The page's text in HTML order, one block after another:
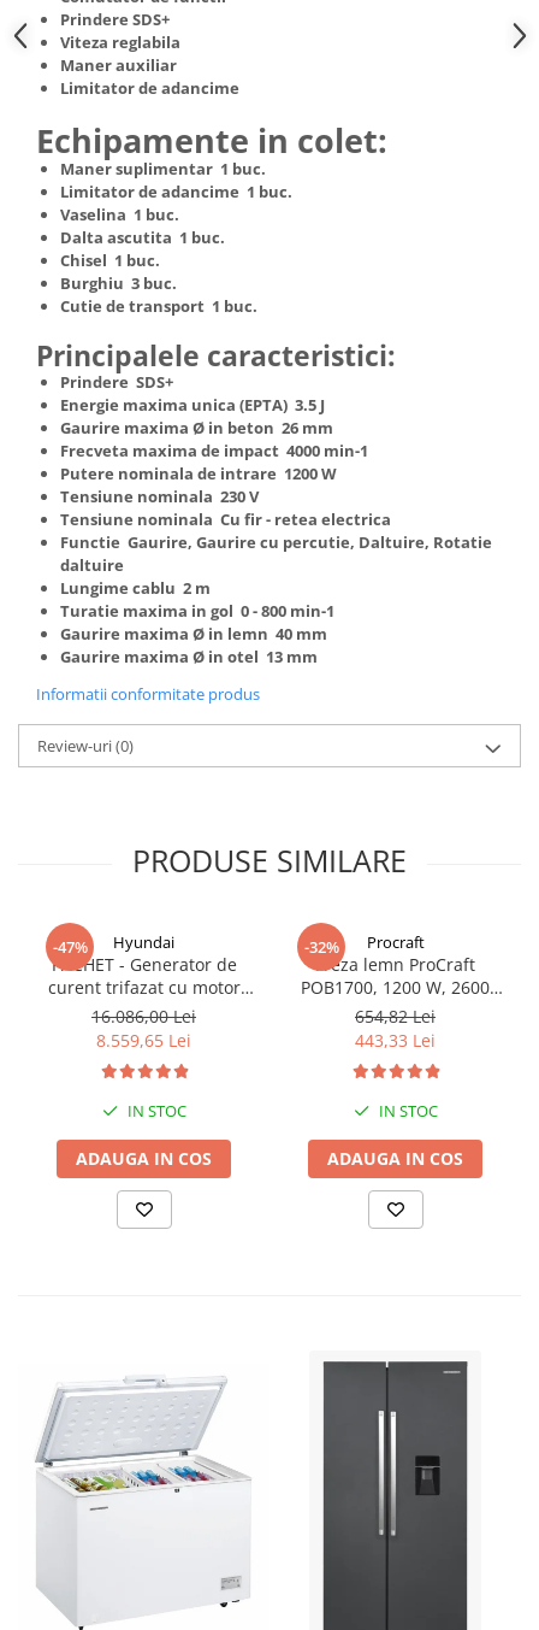
Truse de scule
Truse de lipit PPR
Ventuze cu brate pentru transport
Vibratoare beton
Masini de spalat rufe cu uscator
Uscatoare de rufe
Masini de facut paine
Pachete electrocasnice
incorporabile
Seturi oale
SANDWICH MAKER
Storcatoare de fructe
Televizoare
Prindere SDS+
Viteza reglabila
Maner auxiliar
Limitator de adancime
Echipamente in colet:
Maner suplimentar 1 buc.
Limitator de adancime 1 buc.
Vaselina 1 buc.
Dalta ascutita 1 buc.
Chisel 1 buc.
Burghiu 3 buc.
Cutie de transport 1 buc.
Principalele caracteristici:
Prindere SDS+
Energie maxima unica (EPTA) 3.5 J
Gaurire maxima Ø in beton 26 mm
Frecveta maxima de impact 4000 min-1
Putere nominala de intrare 1200 W
Tensiune nominala 230 V
Tensiune nominala Cu fir - retea electrica
Functie Gaurire, Gaurire cu percutie, Daltuire, Rotatie
daltuire
Lungime cablu 2 m
Turatie maxima in gol 0 - 800 min-1
Gaurire maxima Ø in lemn 40 mm
Gaurire maxima Ø in otel 13 mm
Informatii conformitate produs
Review-uri(0)
PRODUSE SIMILARE
-47% Hyundai
PACHET - Generator de
curent trifazat cu motor
diesel Hyundai DHY8600SE-
T, putere motor 12 CP,
Putere maxima 7.9 kVA,
tensiune 380 / 220 V +
Automatizare trifazata
ATS12-3P
16.086,00 Lei
8.559,65 Lei
IN STOC
ADAUGA IN COS
-32% Procraft
Freza lemn ProCraft
POB1700, 1200 W, 2600
Rpm cu 12 freze pentru
lemn incluse in pachet
654,82 Lei
443,33 Lei
IN STOC
ADAUGA IN COS